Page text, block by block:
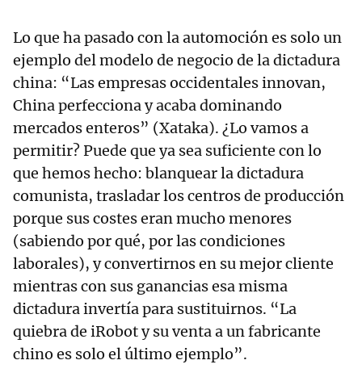
Lo que ha pasado con la automoción es solo un
ejemplo del modelo de negocio de la dictadura
china: “Las empresas occidentales innovan,
China perfecciona y acaba dominando
mercados enteros” (Xataka). ¿Lo vamos a
permitir? Puede que ya sea suficiente con lo
que hemos hecho: blanquear la dictadura
comunista, trasladar los centros de producción
porque sus costes eran mucho menores
(sabiendo por qué, por las condiciones
laborales), y convertirnos en su mejor cliente
mientras con sus ganancias esa misma
dictadura invertía para sustituirnos. “La
quiebra de iRobot y su venta a un fabricante
chino es solo el último ejemplo”.